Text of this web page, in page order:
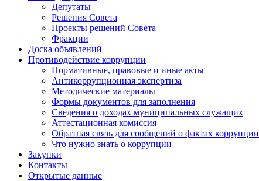
Депутаты
Решения Совета
Проекты решений Совета
Фракции
Доска объявлений
Противодействие коррупции
Нормативные, правовые и иные акты
Антикоррупционная экспертиза
Методические материалы
Формы документов для заполнения
Сведения о доходах муниципальных служащих
Аттестационная комиссия
Обратная связь для сообщений о фактах коррупции
Что нужно знать о коррупции
Закупки
Контакты
Открытые данные